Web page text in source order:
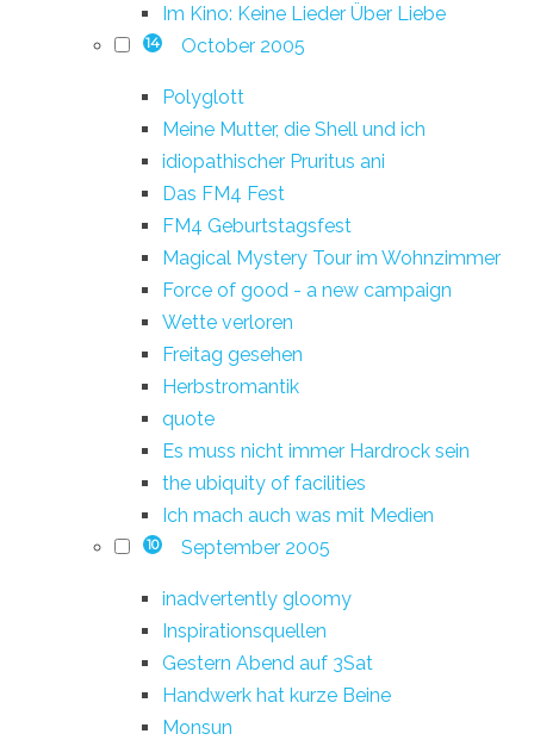
Im Kino: Keine Lieder Über Liebe
14 October 2005
Polyglott
Meine Mutter, die Shell und ich
idiopathischer Pruritus ani
Das FM4 Fest
FM4 Geburtstagsfest
Magical Mystery Tour im Wohnzimmer
Force of good - a new campaign
Wette verloren
Freitag gesehen
Herbstromantik
quote
Es muss nicht immer Hardrock sein
the ubiquity of facilities
Ich mach auch was mit Medien
10 September 2005
inadvertently gloomy
Inspirationsquellen
Gestern Abend auf 3Sat
Handwerk hat kurze Beine
Monsun